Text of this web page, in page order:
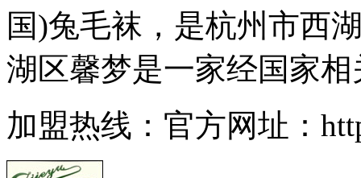
国)兔毛袜，是杭州市西
湖区馨梦是一家经国家
加盟热线：官方网址：